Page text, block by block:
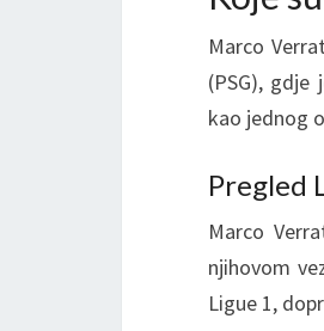
Marco
(PSG),
kao jednog
Pregled
Marco
njihovom
Ligue 1,